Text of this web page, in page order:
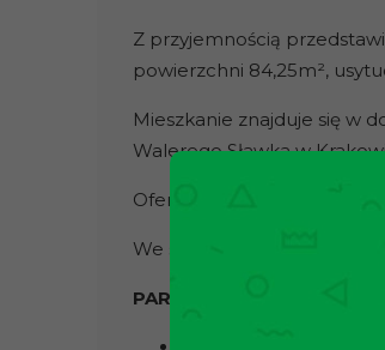
Z przyjemnością
powierzchni 84,25m²,
Mieszkanie znajduje się w
Walerego Sławka w
Oferta dostępna wyłącznie
We speak English. If
PARAMETRY MIESZKANIA